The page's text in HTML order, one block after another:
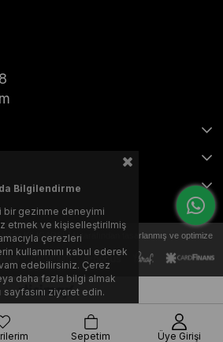
KILIÇARSLAN tarafından tasarlanmış ve optimize
Bilgilendirme
bir gezinme deneyimi
etmek ve kişiselleştirilmiş
çerezleri
kullanımını kabul ederek
edebilirsiniz. Çerez
daha fazla bilgi almak
sayfasını ziyaret edin.
Sepetim Üye Girişi